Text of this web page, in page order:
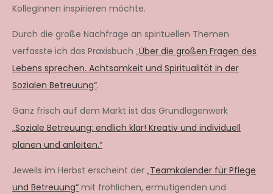
KollegInnen inspirieren möchte.
Durch die große Nachfrage an spirituellen Themen
verfasste ich das Praxisbuch „Über die großen Fragen des
Lebens sprechen. Achtsamkeit und Spiritualität in der
Sozialen Betreuung“.
Ganz frisch auf dem Markt ist das Grundlagenwerk
„Soziale Betreuung: endlich klar! Kreativ und individuell
planen und anleiten.“
Jeweils im Herbst erscheint der „Teamkalender für Pflege
und Betreuung“ mit fröhlichen, ermutigenden und